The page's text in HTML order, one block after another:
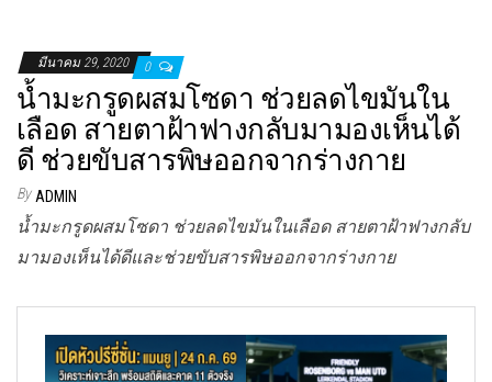
มีนาคม 29, 2020 0
น้ำมะกรูดผสมโซดา ช่วยลดไขมันใน
เลือด สายตาฝ้าฟางกลับมามองเห็นได้
ดี ช่วยขับสารพิษออกจากร่างกาย
By ADMIN
น้ำมะกรูดผสมโซดา ช่วยลดไขมันในเลือด สายตาฝ้าฟางกลับ
มามองเห็นได้ดีและช่วยขับสารพิษออกจากร่างกาย